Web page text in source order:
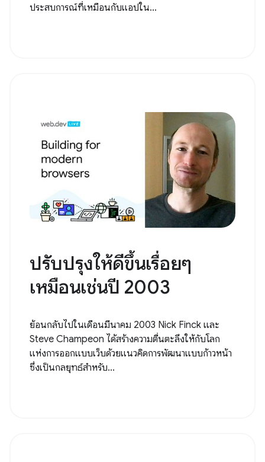
ประสบการณ์ที่เหมือนกับแอปใน...
ปรับปรุงให้ดีขึ้นเรื่อยๆ
เหมือนเช่นปี 2003
ย้อนกลับไปในเดือนมีนาคม 2003 Nick Finck และ
Steve Champeon ได้สร้างความตื่นตะลึงให้กับโลก
แห่งการออกแบบเว็บด้วยแนวคิดการพัฒนาแบบก้าวหน้า
ซึ่งเป็นกลยุทธ์สำหรับ...